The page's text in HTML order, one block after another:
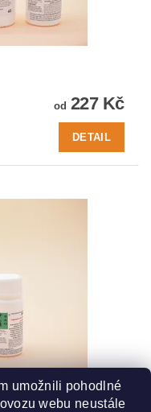
od 227 Kč
DETAIL
umožnili pohodlné
webu neustále